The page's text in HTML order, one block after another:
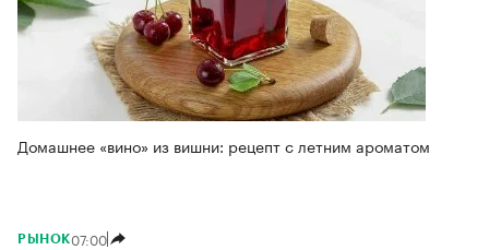
Домашнее «вино» из вишни: рецепт с летним ароматом
РЫНОК07:00